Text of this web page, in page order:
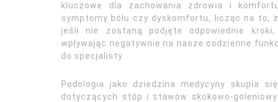
kluczowe dla zachowania zdrowia i
symptomy bólu czy dyskomfortu, licząc na to,
jeśli nie zostaną podjęte odpowiednie
wpływając negatywnie na nasze codzienne
do specjalisty.
Podologia jako dziedzina medycyny skupia
dotyczących stóp i stawów skokowo-